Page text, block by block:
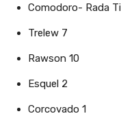
Comodoro- Rada
Trelew 7
Rawson 10
Esquel 2
Corcovado 1